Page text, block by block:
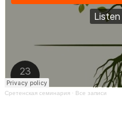
Сретенская семинария · Все записи